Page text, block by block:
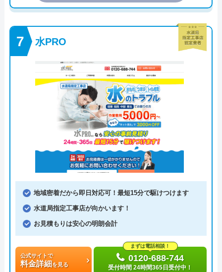
水PRO
地域密着だから即日対応可！最短15分で駆けつけます
水道局指定工事店が向かいます！
お見積もりは安心の明朗会計
公式サイトで
料金詳細を見る
まずは電話相談！
0120-688-744
受付時間 24時間365日受付中！